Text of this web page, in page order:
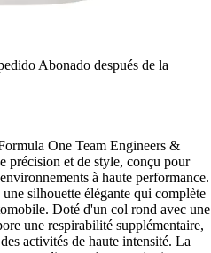
Abonado después de la
One Team Engineers &
précision et de style, conçu pour
à haute performance.
silhouette élégante qui complète
Doté d'un col rond avec une
une respirabilité supplémentaire,
activités de haute intensité. La